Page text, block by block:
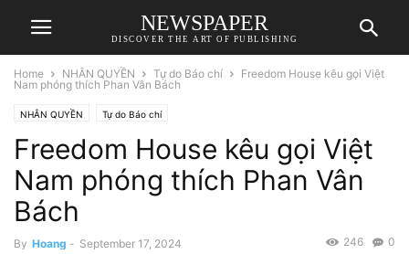
NEWSPAPER
DISCOVER THE ART OF PUBLISHING
Home NHÂN QUYỀN Tự do Báo chí
Freedom House kêu gọi Việt
Nam phóng thích Phan Vân Bách
NHÂN QUYỀN Tự do Báo chí
Freedom House kêu gọi Việt
Nam phóng thích Phan Vân
Bách
By Hoang - September 17, 2024 0
246